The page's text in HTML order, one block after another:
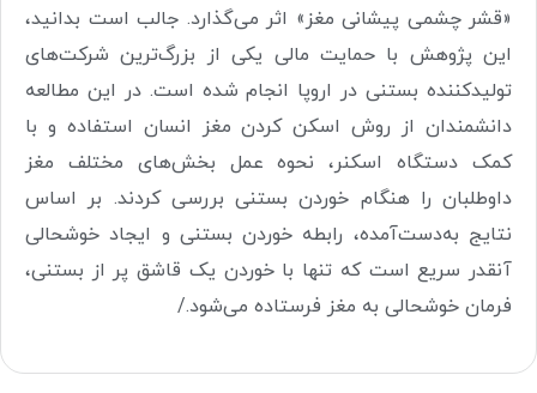
«قشر چشمی پیشانی مغز» اثر می‌‌گذارد. جالب است بدانید،
این پژوهش با حمایت مالی یکی از بزرگ‌‌ترین شرکت‌های
تولید‌کننده بستنی در اروپا انجام شده است. در این مطالعه
دانشمندان از روش اسکن کردن مغز انسان استفاده و با
کمک دستگاه اسکنر، نحوه عمل بخش‌های مختلف مغز
داوطلبان را هنگام خوردن بستنی بررسی کردند. بر اساس
نتایج به‌دست‌آمده، رابطه خوردن بستنی و ایجاد خوشحالی
آنقدر سریع است که تنها با خوردن یک قاشق پر از بستنی،
فرمان خوشحالی به مغز فرستاده می‌شود./